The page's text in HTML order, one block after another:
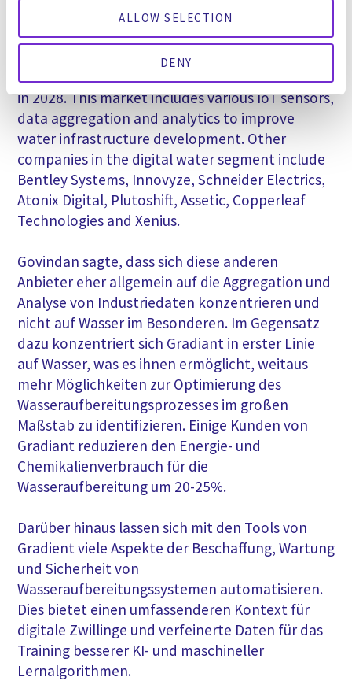
ALLOW SELECTION
DENY
Wasserwirtschaft.
predicts
grow from $7.96 billion in 2020 to $19.43 billion
in 2028. This market includes various IoT sensors,
data aggregation and analytics to improve
water infrastructure development. Other
companies in the digital water segment include
Bentley Systems, Innovyze, Schneider Electrics,
Atonix Digital, Plutoshift, Assetic, Copperleaf
Technologies and Xenius.
Govindan sagte, dass sich diese anderen
Anbieter eher allgemein auf die Aggregation und
Analyse von Industriedaten konzentrieren und
nicht auf Wasser im Besonderen. Im Gegensatz
dazu konzentriert sich Gradiant in erster Linie
auf Wasser, was es ihnen ermöglicht, weitaus
mehr Möglichkeiten zur Optimierung des
Wasseraufbereitungsprozesses im großen
Maßstab zu identifizieren. Einige Kunden von
Gradiant reduzieren den Energie- und
Chemikalienverbrauch für die
Wasseraufbereitung um 20-25%.
Darüber hinaus lassen sich mit den Tools von
Gradient viele Aspekte der Beschaffung, Wartung
und Sicherheit von
Wasseraufbereitungssystemen automatisieren.
Dies bietet einen umfassenderen Kontext für
digitale Zwillinge und verfeinerte Daten für das
Training besserer KI- und maschineller
Lernalgorithmen.